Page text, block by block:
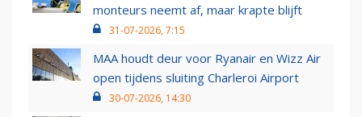
monteurs neemt af, maar krapte blijft
31-07-2026, 7:15
MAA houdt deur voor Ryanair en Wizz Air
open tijdens sluiting Charleroi Airport
30-07-2026, 14:30